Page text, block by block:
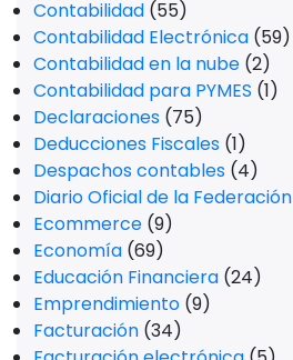
Contabilidad (55)
Contabilidad Electrónica (59)
Contabilidad en la nube (2)
Contabilidad para PYMES (1)
Declaraciones (75)
Deducciones Fiscales (1)
Despachos contables (4)
Diario Oficial de la Federación
Ecommerce (9)
Economía (69)
Educación Financiera (24)
Emprendimiento (9)
Facturación (34)